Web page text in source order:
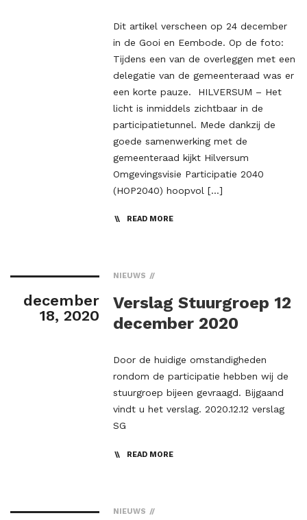
Dit artikel verscheen op 24 december
in de Gooi en Eembode. Op de foto:
Tijdens een van de overleggen met een
delegatie van de gemeenteraad was er
een korte pauze. HILVERSUM – Het
licht is inmiddels zichtbaar in de
participatietunnel. Mede dankzij de
goede samenwerking met de
gemeenteraad kijkt Hilversum
Omgevingsvisie Participatie 2040
(HOP2040) hoopvol […]
READ MORE
december
18, 2020
NIEUWS
Verslag Stuurgroep 12
december 2020
Door de huidige omstandigheden
rondom de participatie hebben wij de
stuurgroep bijeen gevraagd. Bijgaand
vindt u het verslag. 2020.12.12 verslag
SG
READ MORE
NIEUWS